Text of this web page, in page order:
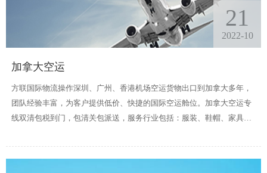
21
2022-10
加拿大空运
方联国际物流操作深圳、广州、香港机场空运货物出口到加拿大多年，
团队经验丰富，为客户提供低价、快捷的国际空运舱位。加拿大空运专
线双清包税到门，包清关包派送，服务行业包括：服装、鞋帽、家具、